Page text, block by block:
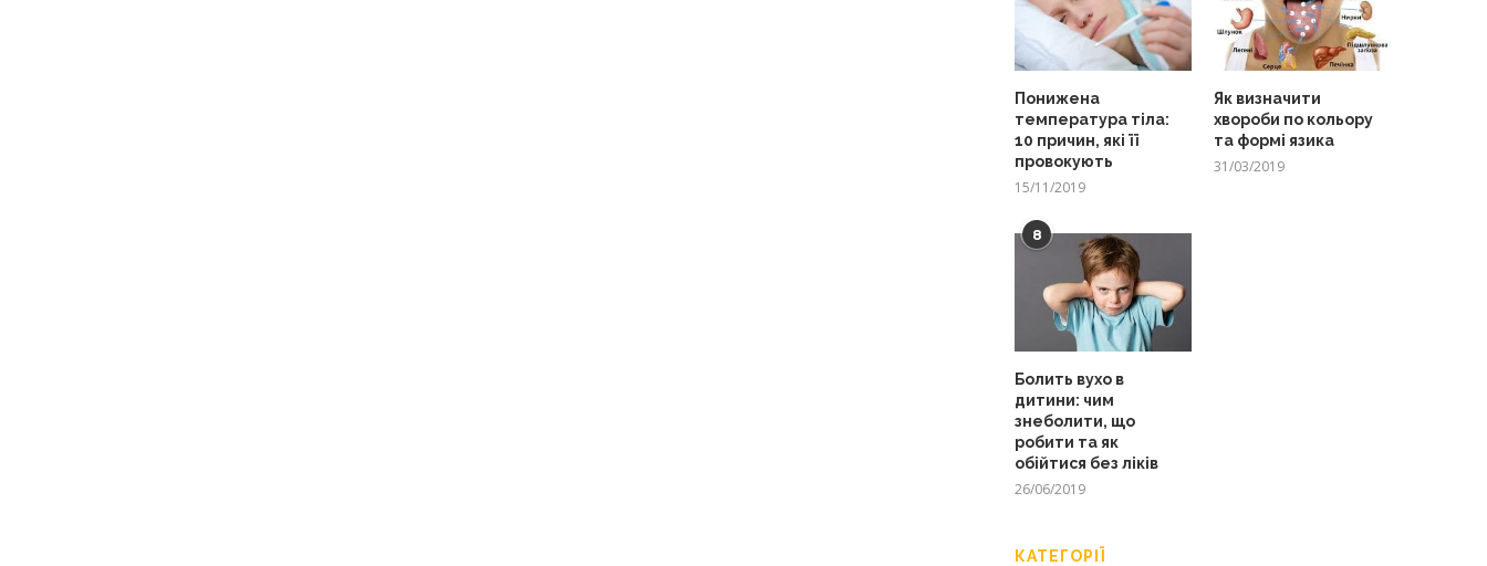
Понижена
температура тіла:
10 причин, які її
провокують
15/11/2019
Як визначити
хвороби по кольору
та формі язика
31/03/2019
8
Болить вухо в
дитини: чим
знеболити, що
робити та як
обійтися без ліків
26/06/2019
КАТЕГОРІЇ